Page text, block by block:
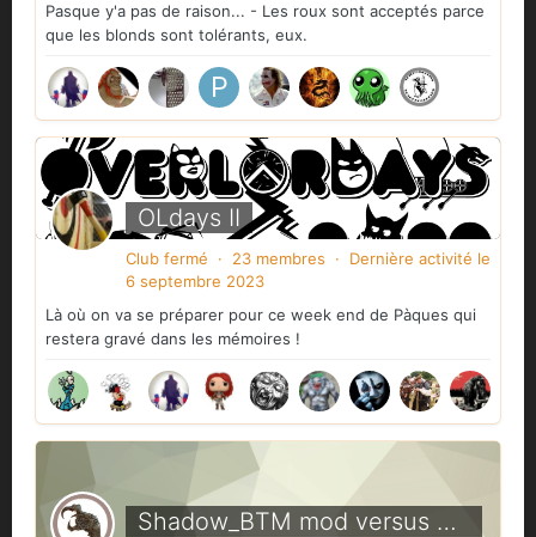
Pasque y'a pas de raison... - Les roux sont acceptés parce
que les blonds sont tolérants, eux.
OLdays II
Club fermé · 23 membres · Dernière activité le
6 septembre 2023
Là où on va se préparer pour ce week end de Pàques qui
restera gravé dans les mémoires !
Shadow_BTM mod versus Conan